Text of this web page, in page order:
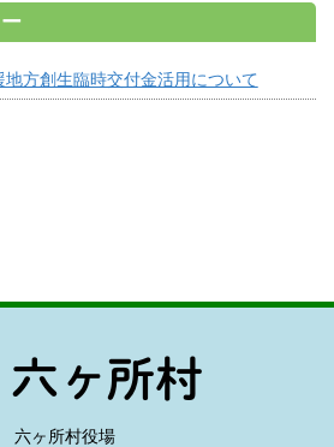
方創生臨時交付金活用について
六ヶ所村役場